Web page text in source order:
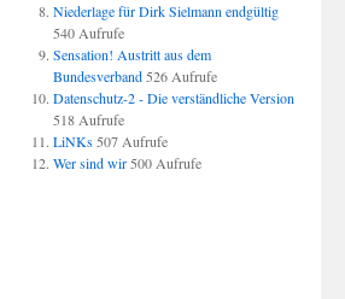
Niederlage für Dirk Sielmann endgültig
540 Aufrufe
Sensation! Austritt aus dem
Bundesverband 526 Aufrufe
Datenschutz-2 - Die verständliche Version
518 Aufrufe
LiNKs 507 Aufrufe
Wer sind wir 500 Aufrufe